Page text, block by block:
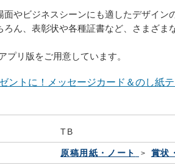
面やビジネスシーンにも適したデザイン
ろん、表彰状や各種証書など、さまざま
プリ版をご用意しています。
ントに！メッセージカード＆のし紙
TB
原稿用紙・ノート 賞状